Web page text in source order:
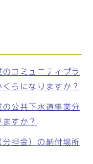
のコミュニティプラ
らになりますか？
の公共下水道事業分
すか？
担金）の納付場所